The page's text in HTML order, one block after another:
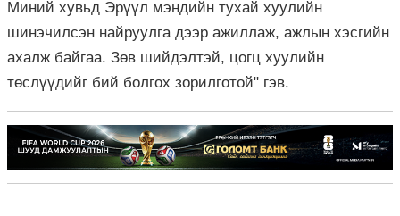
Миний хувьд Эрүүл мэндийн тухай хуулийн
шинэчилсэн найруулга дээр ажиллаж, ажлын хэсгийн
ахалж байгаа. Зөв шийдэлтэй, цогц хуулийн
төслүүдийг бий болгох зорилготой" гэв.